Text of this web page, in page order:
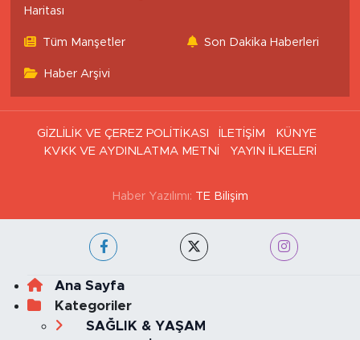
Haritası
Tüm Manşetler Son Dakika Haberleri
Haber Arşivi
GİZLİLİK VE ÇEREZ POLİTİKASI İLETİŞİM
KÜNYE
KVKK VE AYDINLATMA METNİ
YAYIN İLKELERİ
Haber Yazılımı: TE Bilişim
Ana Sayfa
Kategoriler
SAĞLIK & YAŞAM